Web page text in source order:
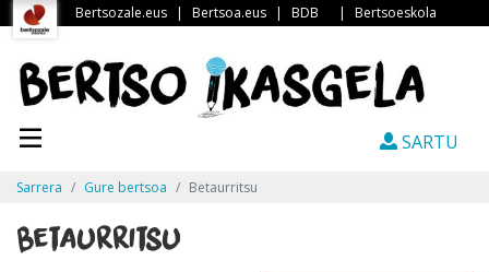
Bertsozale.eus | Bertsoa.eus | BDB | Bertsoeskola
SARTU
Sarrera Gure bertsoa Betaurritsu
Betaurritsu